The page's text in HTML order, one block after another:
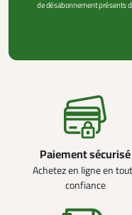
de désabonnement présents
Paiement sécurisé
Achetez en ligne en
confiance